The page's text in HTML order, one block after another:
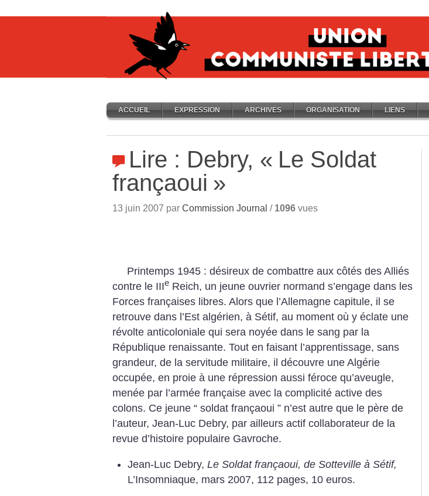
ACCUEIL EXPRESSION ARCHIVES ORGANISATION LIENS
Lire : Debry, « Le Soldat
françaoui »
13 juin 2007 par Commission Journal / 1096 vues
Printemps 1945 : désireux de combattre aux côtés des Alliés
contre le IIIe Reich, un jeune ouvrier normand s’engage dans les
Forces françaises libres. Alors que l’Allemagne capitule, il se
retrouve dans l’Est algérien, à Sétif, au moment où y éclate une
révolte anticoloniale qui sera noyée dans le sang par la
République renaissante. Tout en faisant l’apprentissage, sans
grandeur, de la servitude militaire, il découvre une Algérie
occupée, en proie à une répression aussi féroce qu’aveugle,
menée par l’armée française avec la complicité active des
colons. Ce jeune “ soldat françaoui ” n’est autre que le père de
l’auteur, Jean-Luc Debry, par ailleurs actif collaborateur de la
revue d’histoire populaire Gavroche.
Jean-Luc Debry,Le Soldat françaoui, de Sotteville à Sétif,
L’Insomniaque, mars 2007, 112 pages, 10 euros.